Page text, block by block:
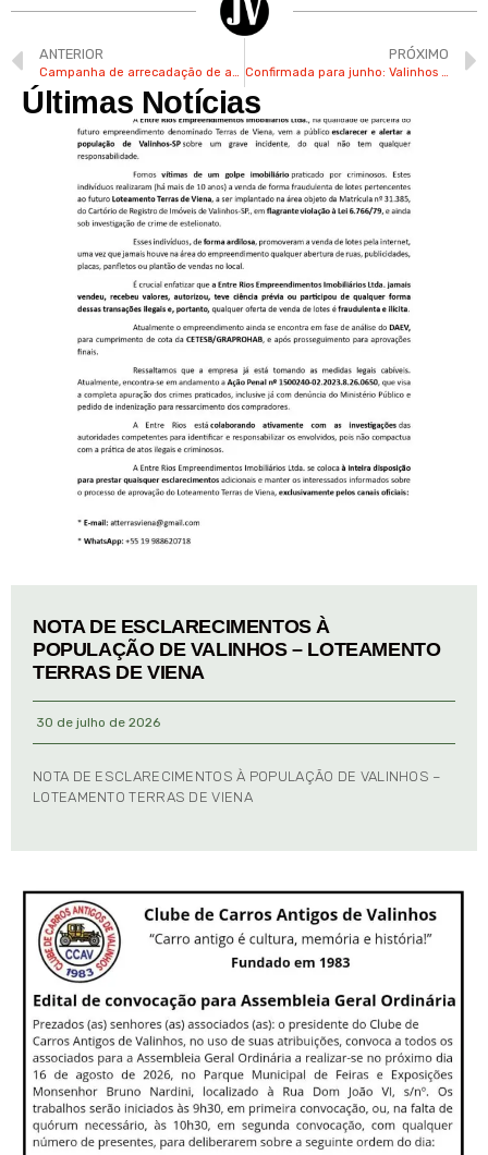
ANTERIOR PRÓXIMO
Últimas Notícias
NOTA DE ESCLARECIMENTOS À
POPULAÇÃO DE VALINHOS – LOTEAMENTO
TERRAS DE VIENA
30 de julho de 2026
NOTA DE ESCLARECIMENTOS À POPULAÇÃO DE VALINHOS –
LOTEAMENTO TERRAS DE VIENA